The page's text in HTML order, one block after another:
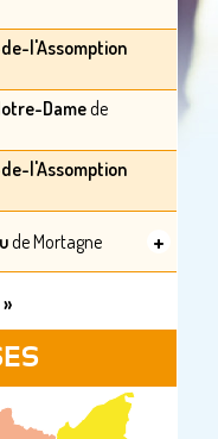
l'Assomption
Damede
l'Assomption
de Mortagne +
»